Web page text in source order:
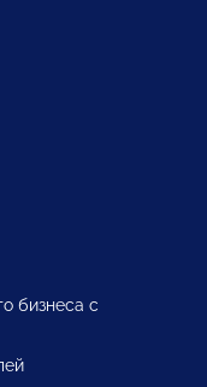
бизнеса с